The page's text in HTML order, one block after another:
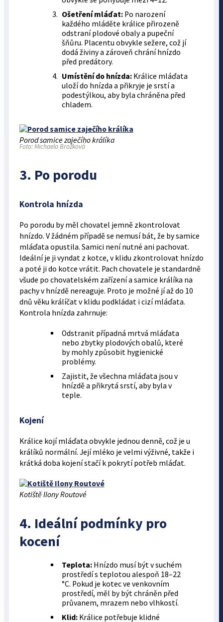
Ošetření mláďat:Po narození
každého mláděte králice přirozeně
odstraní plodové obaly a pupeční
šňůru. Placentu obvykle sežere, což jí
dodá živiny a zároveň chrání hnízdo
před predátory.
Umístění do hnízda:Králice mláďata
uloží do hnízda a přikryje je srstí a
podestýlkou, aby byla chráněna před
chladem.
Porod samice zaječího králíka
Foto: Michaela Brožková
3. Po porodu
Kontrola hnízda
Po porodu by měl chovatel jemně zkontrolovat
hnízdo. V žádném případě se nemusí bát, že by samice
mláďata opustila. Samici není nutné ani pachovat.
Ideální je ji vyndat z kotce, v klidu zkontrolovat hnízdo
a poté ji do kotce vrátit. Pach chovatele je standardně
všude po chovatelském zařízení a samice králíka na
pachy v hnízdě nereaguje. Proto je možné jí až do 10
dnů věku králíčat v klidu podkládat i cizí mláďata.
Kontrola hnízda zahrnuje:
Odstranit případná mrtvá mláďata
nebo zbytky plodových obalů, které
by mohly způsobit hygienické
problémy.
Zajistit, že všechna mláďata jsou v
hnízdě a přikrytá srstí, aby byla v
teple.
Kojení
Králice kojí mláďata obvykle jednou denně, což je u
králíků normální. Její mléko je velmi výživné, takže i
krátká doba kojení stačí k pokrytí potřeb mláďat.
Kotiště Ilony Routové
4. Ideální podmínky pro
kocení
Teplota:Hnízdo musí být v suchém
prostředí s teplotou alespoň 18–22
°C. Pokud je kotec ve venkovním
prostředí, měl by být chráněn před
průvanem, mrazem nebo vlhkostí.
Klid:Králice potřebuje klidné